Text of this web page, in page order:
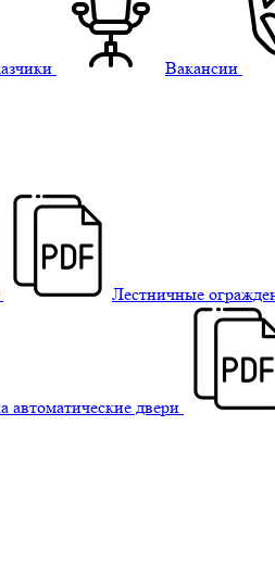
Вакансии
Лестничные
автоматические двери